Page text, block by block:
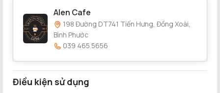
Alen Cafe
198 Đường DT741 Tiến Hưng, Đồng Xoài,
Bình Phước
039 465 5656
Điều kiện sử dụng